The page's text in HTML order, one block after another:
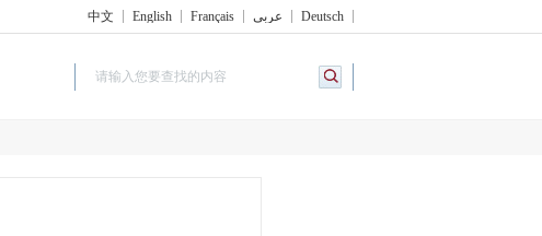
中文 English Français عربي Deutsch